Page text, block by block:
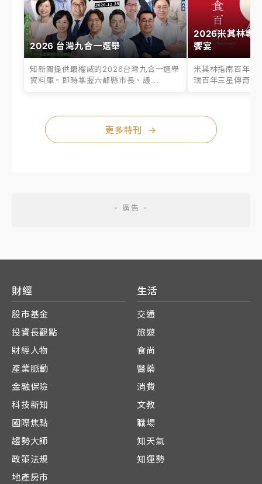
2026 台灣九合一選舉
知新聞提供最權威的2026台灣九合一選舉
資料庫。即時掌握六都縣市長、議...
2026米其林專
饗宴
米其林指南百年之
瑞百年三星傳奇、
更多特刊 →
財經
股市基金
投資長觀點
財經人物
產業脈動
金融保險
科技新知
國際焦點
趨勢大師
政策法規
地產房市
生活
交通
旅遊
食尚
醫藥
消費
文教
職場
知天氣
知運勢